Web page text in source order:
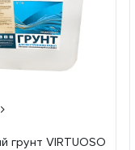
грунт VIRTUOSO